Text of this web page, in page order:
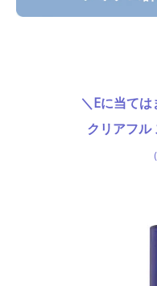
＼Eに当て
クリアフル